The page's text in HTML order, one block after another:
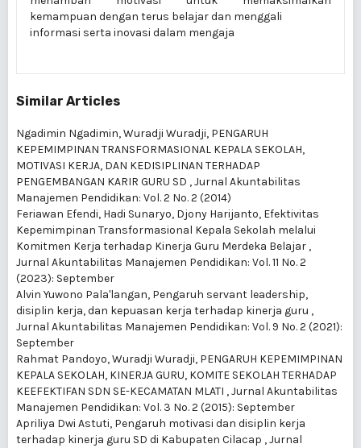
kemampuan dengan terus belajar dan menggali
informasi serta inovasi dalam mengaja
Similar Articles
Ngadimin Ngadimin, Wuradji Wuradji, PENGARUH
KEPEMIMPINAN TRANSFORMASIONAL KEPALA SEKOLAH,
MOTIVASI KERJA, DAN KEDISIPLINAN TERHADAP
PENGEMBANGAN KARIR GURU SD ,Jurnal Akuntabilitas
Manajemen Pendidikan: Vol. 2 No. 2 (2014)
Feriawan Efendi, Hadi Sunaryo, Djony Harijanto, Efektivitas
Kepemimpinan Transformasional Kepala Sekolah melalui
Komitmen Kerja terhadap Kinerja Guru Merdeka Belajar ,
Jurnal Akuntabilitas Manajemen Pendidikan: Vol. 11 No. 2
(2023): September
Alvin Yuwono Pala'langan, Pengaruh servant leadership,
disiplin kerja, dan kepuasan kerja terhadap kinerja guru ,
Jurnal Akuntabilitas Manajemen Pendidikan: Vol. 9 No. 2 (2021):
September
Rahmat Pandoyo, Wuradji Wuradji, PENGARUH KEPEMIMPINAN
KEPALA SEKOLAH, KINERJA GURU, KOMITE SEKOLAH TERHADAP
KEEFEKTIFAN SDN SE-KECAMATAN MLATI ,Jurnal Akuntabilitas
Manajemen Pendidikan: Vol. 3 No. 2 (2015): September
Apriliya Dwi Astuti, Pengaruh motivasi dan disiplin kerja
terhadap kinerja guru SD di Kabupaten Cilacap ,Jurnal